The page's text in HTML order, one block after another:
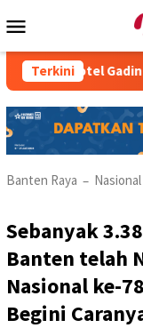
ke
Mobile
Terkini
Gading Serpong
Banten Raya – Nasional
Sebanyak
Banten telah
Nasional ke-
Begini